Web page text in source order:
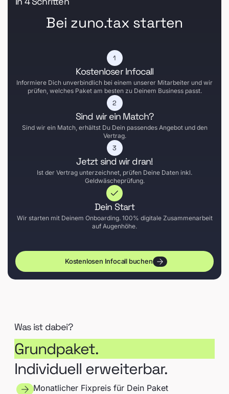
Bei zuno.tax starten
Kostenloser Infocall
Informiere Dich unverbindlich bei einem unserer Mitarbeiter und wir
prüfen, welches Paket am besten zu Deinem Business passt.
Sind wir ein Match?
Sind wir ein Match, erhältst Du Dein passendes Angebot und den
Vertrag.
Jetzt sind wir dran!
Ist der Vertrag unterzeichnet, prüfen Deine Daten inkl.
Geldwäscheprüfung.
Dein Start
Wir starten mit Deinem Onboarding. 100% digitale Zusammenarbeit
auf Augenhöhe.
Kostenlosen Infocall buchen
Was ist dabei?
Grundpaket.
Individuell erweiterbar.
Monatlicher Fixpreis für Dein Paket